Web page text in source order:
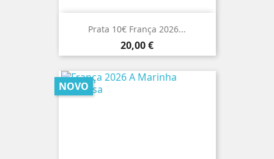
Prata 10€ França 2026...
Preço
20,00 €
NOVO